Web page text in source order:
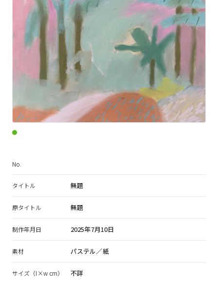
No.
タイトル 無題
原タイトル 無題
制作年月日 2025年7月10日
素材 パステル／紙
サイズ（I×w cm） 不詳